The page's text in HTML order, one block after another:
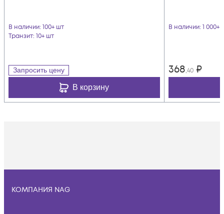
В наличии: 100+ шт
Транзит: 10+ шт
Запросить цену
В корзину
В наличии: 1 000+
368,40 ₽
КОМПАНИЯ NAG